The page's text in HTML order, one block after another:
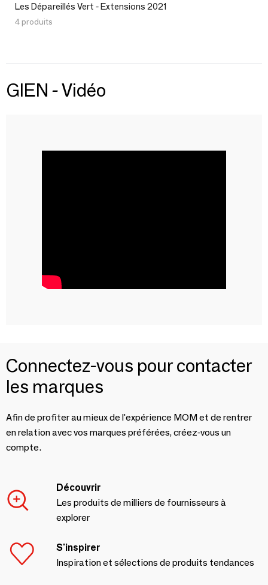
Les Dépareillés Vert - Extensions 2021
4 produits
GIEN - Vidéo
Connectez-vous pour contacter
les marques
Afin de profiter au mieux de l'expérience MOM et de rentrer
en relation avec vos marques préférées, créez-vous un
compte.
Découvrir
Les produits de milliers de fournisseurs à
explorer
S'inspirer
Inspiration et sélections de produits tendances